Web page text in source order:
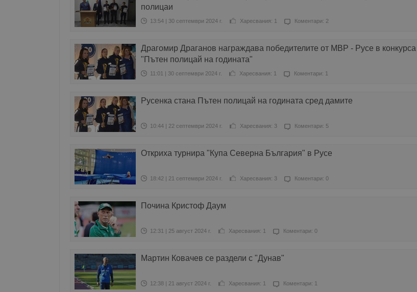
полицаи
13:54 | 30 септември 2024 г. Харесвания: 1 Коментари: 2
Драгомир Драганов награждава победителите от МВР - Русе в конкурса
"Пътен полицай на годината"
11:01 | 30 септември 2024 г. Харесвания: 1 Коментари: 1
Русенка стана Пътен полицай на годината сред дамите
10:44 | 22 септември 2024 г. Харесвания: 3 Коментари: 5
Откриха турнира "Купа Северна България" в Русе
18:42 | 21 септември 2024 г. Харесвания: 3 Коментари: 0
Почина Кристоф Даум
12:31 | 25 август 2024 г. Харесвания: 1 Коментари: 0
Мартин Ковачев се раздели с "Дунав"
12:38 | 21 август 2024 г. Харесвания: 1 Коментари: 1